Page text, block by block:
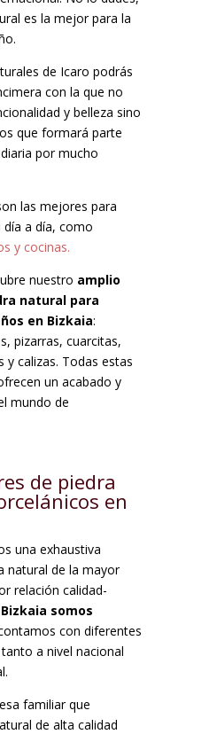
es la mejor para la
de Icaro podrás
con la que no
y belleza sino
que formará parte
por mucho
las mejores para
a día, como
y cocinas.
nuestro amplio
natural para
en Bizkaia:
pizarras, cuarcitas,
y calizas. Todas estas
un acabado y
mundo de
de piedra
en
una exhaustiva
natural de la mayor
relación calidad-
somos
con diferentes
a nivel nacional
familiar que
de alta calidad